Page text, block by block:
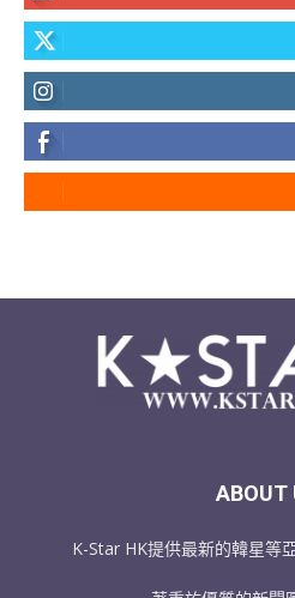
ABOUT
K-Star HK提供最新的韓星等